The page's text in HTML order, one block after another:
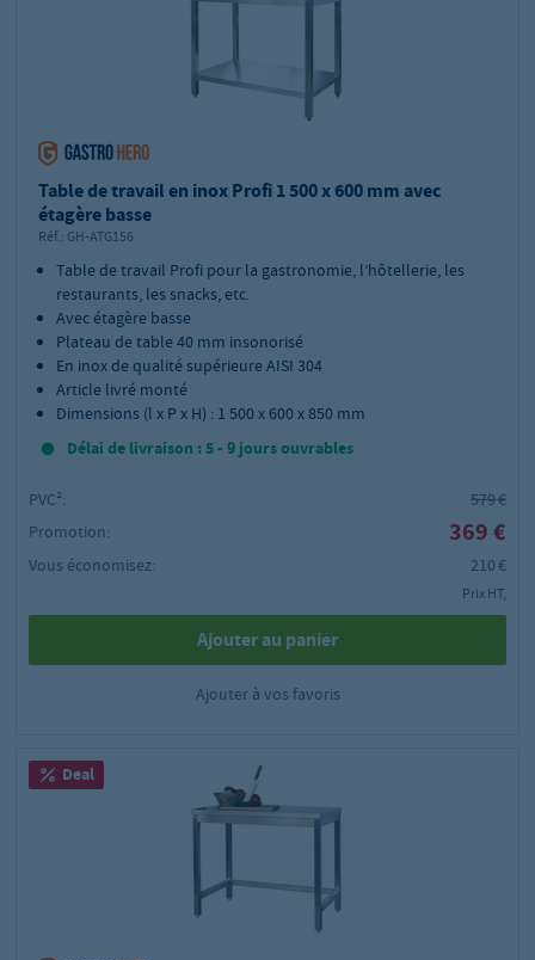
Table de travail en inox Profi 1 500 x 600 mm avec
étagère basse
Réf.: GH-ATG156
Table de travail Profi pour la gastronomie, l’hôtellerie, les
restaurants, les snacks, etc.
Avec étagère basse
Plateau de table 40 mm insonorisé
En inox de qualité supérieure AISI 304
Article livré monté
Dimensions (l x P x H) : 1 500 x 600 x 850 mm
Délai de livraison : 5 - 9 jours ouvrables
PVC²:
579 €
Promotion:
369 €
Vous économisez: 210 €
Prix HT,
Ajouter au panier
Ajouter à vos favoris
Deal